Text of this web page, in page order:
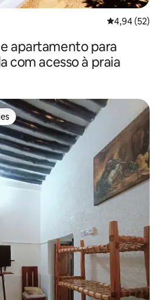
4,94 de uma
4,94 (52)
apartamento para
com acesso à praia